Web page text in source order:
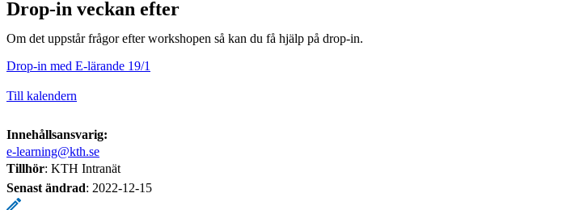
Drop-in veckan efter
Om det uppstår frågor efter workshopen så kan du få hjälp på drop-in.
Drop-in med E-lärande 19/1
Till kalendern
Innehållsansvarig:
e-learning@kth.se
Tillhör: KTH Intranät
Senast ändrad: 2022-12-15